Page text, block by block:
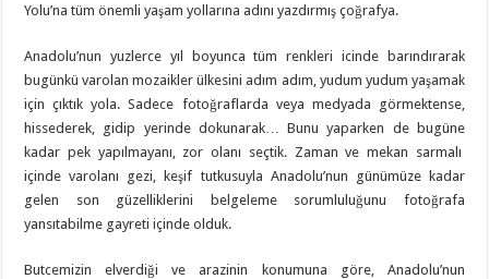
Yolu’na tüm önemli yaşam yollarına adını yazdırmış çoğrafya.
Anadolu’nun yuzlerce yıl boyunca tüm renkleri icinde barındırarak
bugünkü varolan mozaikler ülkesini adım adım, yudum yudum yaşamak
için çıktık yola. Sadece fotoğraflarda veya medyada görmektense,
hissederek, gidip yerinde dokunarak… Bunu yaparken de bugüne
kadar pek yapılmayanı, zor olanı seçtik. Zaman ve mekan sarmalı
içinde varolanı gezi, keşif tutkusuyla Anadolu’nun günümüze kadar
gelen son güzelliklerini belgeleme sorumluluğunu fotoğrafa
yansıtabilme gayreti içinde olduk.
Butcemizin elverdiği ve arazinin konumuna göre, Anadolu’nun